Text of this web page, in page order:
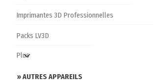
Imprimantes 3D Professionnelles
Packs LV3D
» AUTRES APPAREILS